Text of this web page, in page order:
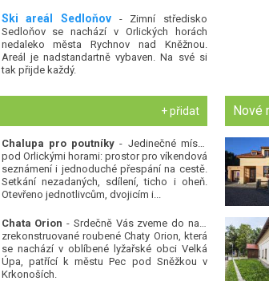
Ski areál Sedloňov- Zimní středisko
Sedloňov se nachází v Orlických horách
nedaleko města Rychnov nad Kněžnou.
Areál je nadstandartně vybaven. Na své si
tak přijde každý.
+ přidat
Chalupa pro poutníky - Jedinečné místo
pod Orlickými horami: prostor pro víkendová
seznámení i jednoduché přespání na cestě.
Setkání nezadaných, sdílení, ticho i oheň.
Otevřeno jednotlivcům, dvojicím i...
Chata Orion - Srdečně Vás zveme do naší
zrekonstruované roubené Chaty Orion, která
se nachází v oblíbené lyžařské obci Velká
Úpa, patřící k městu Pec pod Sněžkou v
Krkonoších.
Nové